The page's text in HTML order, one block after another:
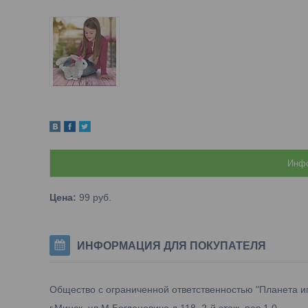
Цена: 99 руб.
ИНФОРМАЦИЯ ДЛЯ ПОКУПАТЕЛЯ
Общество с ограниченной ответственностью "Планета